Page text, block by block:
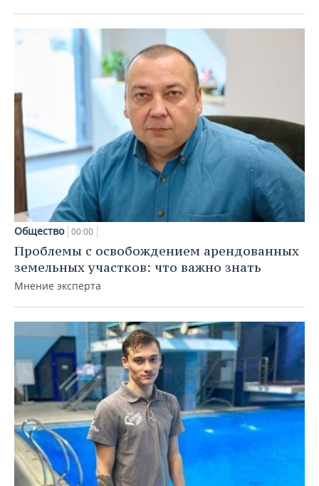
Общество 00:00
Проблемы с освобождением арендованных
земельных участков: что важно знать
Мнение эксперта